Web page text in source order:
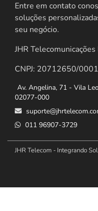
Entre em contato
soluções
seu negócio.
JHR Telecomunicações
CNPJ: 20712650/
Av. Angelina, 71 - Vila
02077-000
011 96907-3729
JHR Telecom - Integrando